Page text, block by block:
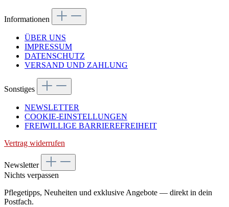
Informationen
ÜBER UNS
IMPRESSUM
DATENSCHUTZ
VERSAND UND ZAHLUNG
Sonstiges
NEWSLETTER
COOKIE-EINSTELLUNGEN
FREIWILLIGE BARRIEREFREIHEIT
Vertrag widerrufen
Newsletter
Nichts verpassen
Pflegetipps, Neuheiten und exklusive Angebote — direkt in dein
Postfach.